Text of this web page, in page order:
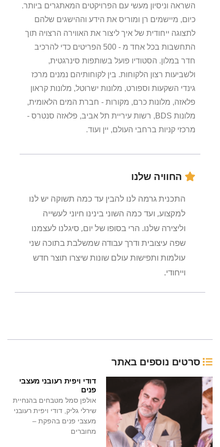
השראה וניסיון מעשי עם הפרויקטים המאתגרים ביותר.
כיום, מיישמים רן ומוריס את הידע וההישגים שלהם
לתצוגה ייחודית של איך ליצור את האווירה הרצויה תוך
התחשבות בכל אחד מ - 500 הפריטים כדי להרכיב
חדר במלון. הסטודיו פועל בשותפות סינרגטית,
ולשביעות רצון הלקוחות. בין לקוחותיהם נמנים מרכז
גינדי השקעות וספורט, מלונות ישרוטל, מלונות קראון
פלאזה, מלונות כרם, מקורות - חברת המים הלאומית,
מלונות BDS, רשות עיריית תל אביב, פלאזה סנטרס -
מרכזי קניות ברחבי העולם, יין ועוד.
החוויה שלנו
התכנית גרמה לנו להבין עד כמה תשוקה יש לנו
למקצוע, ועד כמה השוני בינינו חיוני לעשייה
וליצירה שלנו. הרי בסופו של יום, סיגלנו לעצמנו
שפה עיצובית ודרך עבודה שמשלבת בתוכה שני
עולמות ותפישות עולם שונות שיצרו תוצר חדש
וייחודי.
סרטים נוספים באתר
דודי ויפית רעובני מעצבי
פנים
אולפן סמל מטבחים בהנחיית
שירלי גליק, דודי ויפית רעובני
מעצבי פנים בהפקת –
מחוברים